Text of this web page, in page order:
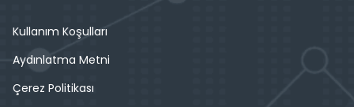
Kullanım Koşulları
Aydınlatma Metni
Çerez Politikası